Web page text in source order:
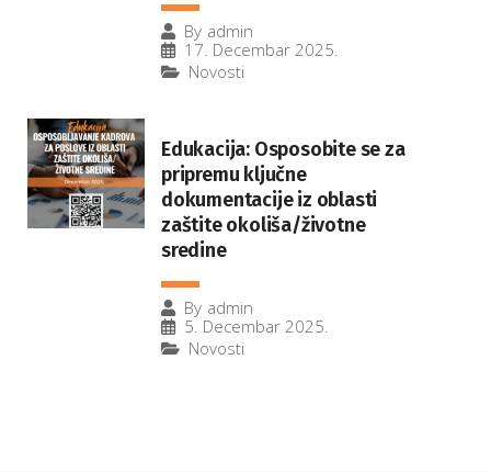
By admin
17. Decembar 2025.
Novosti
Edukacija: Osposobite se za
pripremu ključne
dokumentacije iz oblasti
zaštite okoliša/životne
sredine
By admin
5. Decembar 2025.
Novosti